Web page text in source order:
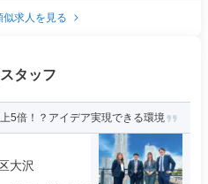
似求人を見る
タッフ
5倍！？アイデア実現できる環境
大沢